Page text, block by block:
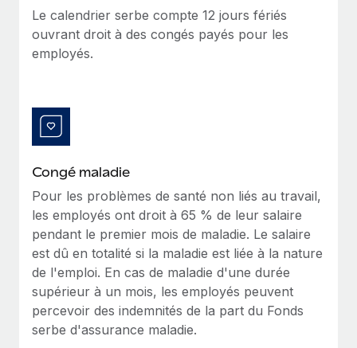
Mobilité et déménagement international
Organisez facilement le déménagement de vos
employés
Gérez facilement les avantages sociaux
Mises à jour des produits de Remote :
Intégrations Gusto et Xero et Gestion des
freelances Plus
En savoir plus
Comment Phiture gère ses 55 employés
répartis dans 19 pays grâce à Remote
Phiture, un leader notable du conseil en matière de
croissance mobile internationale, encourage les...
En savoir plus
Le calendrier serbe compte 12 jours fériés
ouvrant droit à des congés payés pour les
employés.
Congé maladie
Pour les problèmes de santé non liés au travail,
les employés ont droit à 65 % de leur salaire
pendant le premier mois de maladie. Le salaire
est dû en totalité si la maladie est liée à la nature
de l'emploi. En cas de maladie d'une durée
supérieur à un mois, les employés peuvent
percevoir des indemnités de la part du Fonds
serbe d'assurance maladie.